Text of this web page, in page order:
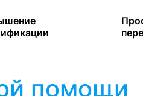
помощи